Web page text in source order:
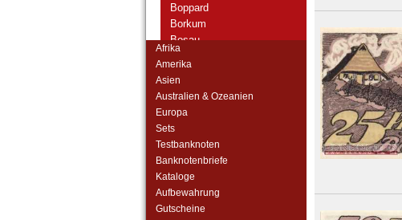
Boppard
Borkum
Bosau
Braunschweig
Geestemünde und Lehe
Bremervörde
Breslau
Afrika
Amerika
Asien
Australien & Ozeanien
Europa
Sets
Testbanknoten
Banknotenbriefe
Kataloge
Aufbewahrung
Gutscheine